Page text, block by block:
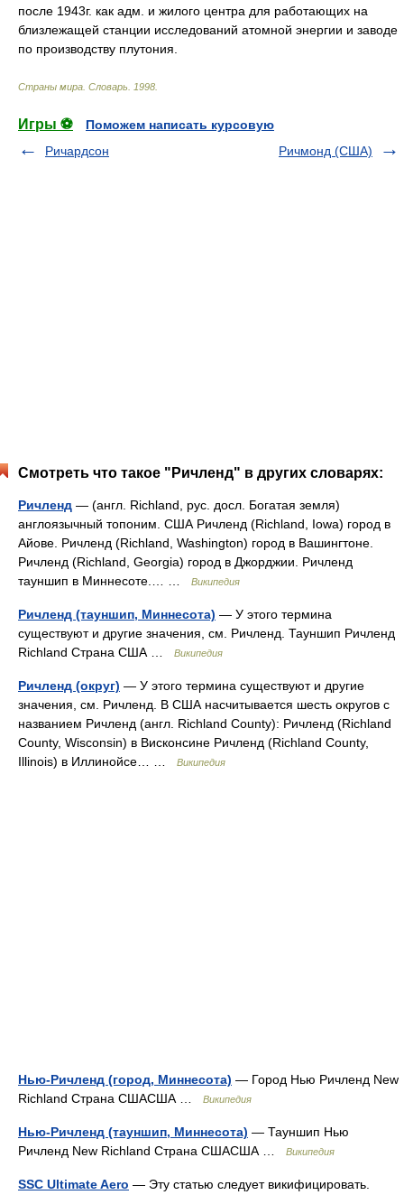
после 1943г. как адм. и жилого центра для работающих на
близлежащей станции исследований атомной энергии и заводе
по производству плутония.
Страны мира. Словарь 1998
Игры ⚽
Поможем написать курсовую
Ричардсон
Ричмонд (США)
Смотреть что такое "Ричленд" в других словарях:
Ричленд — (англ. Richland, рус. досл. Богатая земля)
англоязычный топоним. США Ричленд (Richland, Iowa) город в
Айове. Ричленд (Richland, Washington) город в Вашингтоне.
Ричленд (Richland, Georgia) город в Джорджии. Ричленд
тауншип в Миннесоте.… …
Википедия
Ричленд (тауншип, Миннесота) — У этого термина
существуют и другие значения, см. Ричленд. Тауншип Ричленд
Richland Страна США …
Википедия
Ричленд (округ) — У этого термина существуют и другие
значения, см. Ричленд. В США насчитывается шесть округов с
названием Ричленд (англ. Richland County): Ричленд (Richland
County, Wisconsin) в Висконсине Ричленд (Richland County,
Illinois) в Иллинойсе… …
Википедия
Нью-Ричленд (город, Миннесота) — Город Нью Ричленд New
Richland Страна СШАСША …
Википедия
Нью-Ричленд (тауншип, Миннесота) — Тауншип Нью
Ричленд New Richland Страна СШАСША …
Википедия
SSC Ultimate Aero — Эту статью следует викифицировать.